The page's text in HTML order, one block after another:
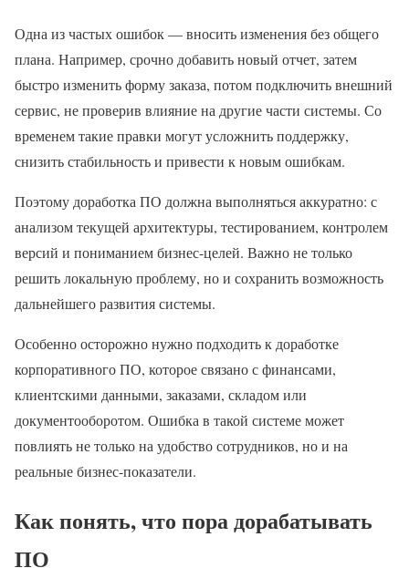
Одна из частых ошибок — вносить изменения без общего
плана. Например, срочно добавить новый отчет, затем
быстро изменить форму заказа, потом подключить внешний
сервис, не проверив влияние на другие части системы. Со
временем такие правки могут усложнить поддержку,
снизить стабильность и привести к новым ошибкам.
Поэтому доработка ПО должна выполняться аккуратно: с
анализом текущей архитектуры, тестированием, контролем
версий и пониманием бизнес-целей. Важно не только
решить локальную проблему, но и сохранить возможность
дальнейшего развития системы.
Особенно осторожно нужно подходить к доработке
корпоративного ПО, которое связано с финансами,
клиентскими данными, заказами, складом или
документооборотом. Ошибка в такой системе может
повлиять не только на удобство сотрудников, но и на
реальные бизнес-показатели.
Как понять, что пора дорабатывать
ПО